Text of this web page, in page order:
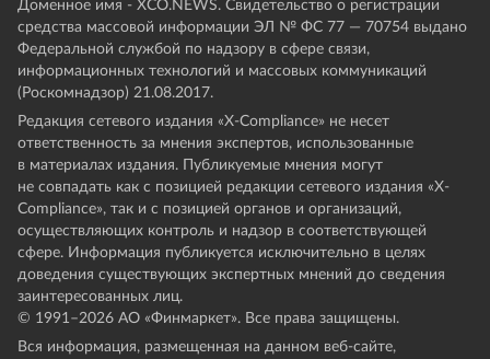
Доменное имя - XCO.NEWS. Свидетельство о регистрации
средства массовой информации ЭЛ № ФС 77 — 70754 выдано
Федеральной службой по надзору в сфере связи,
информационных технологий и массовых коммуникаций
(Роскомнадзор) 21.08.2017.
Редакция сетевого издания «X-Compliance» не несет
ответственность за мнения экспертов, использованные
в материалах издания. Публикуемые мнения могут
не совпадать как с позицией редакции сетевого издания «X-
Compliance», так и с позицией органов и организаций,
осуществляющих контроль и надзор в соответствующей
сфере. Информация публикуется исключительно в целях
доведения существующих экспертных мнений до сведения
заинтересованных лиц.
© 1991–2026 АО «Финмаркет». Все права защищены.
Вся информация, размещенная на данном веб-сайте,